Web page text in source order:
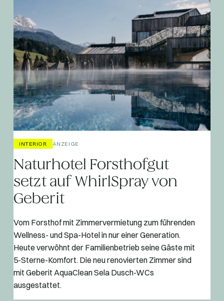
INTERIOR ANZEIGE
Naturhotel Forsthofgut
setzt auf WhirlSpray von
Geberit
Vom Forsthof mit Zimmervermietung zum führenden
Wellness- und Spa-Hotel in nur einer Generation.
Heute verwöhnt der Familienbetrieb seine Gäste mit
5-Sterne-Komfort. Die neu renovierten Zimmer sind
mit Geberit AquaClean Sela Dusch-WCs
ausgestattet.